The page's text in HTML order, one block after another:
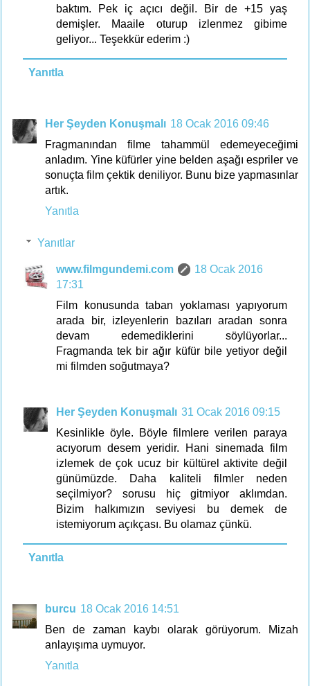
baktım. Pek iç açıcı değil. Bir de +15 yaş
demişler. Maaile oturup izlenmez gibime
geliyor... Teşekkür ederim :)
Yanıtla
Her Şeyden Konuşmalı 18 Ocak 2016 09:46
Fragmanından filme tahammül edemeyeceğimi
anladım. Yine küfürler yine belden aşağı espriler ve
sonuçta film çektik deniliyor. Bunu bize yapmasınlar
artık.
Yanıtla
Yanıtlar
www.filmgundemi.com
18 Ocak 2016
17:31
Film konusunda taban yoklaması yapıyorum
arada bir, izleyenlerin bazıları aradan sonra
devam edemediklerini söylüyorlar...
Fragmanda tek bir ağır küfür bile yetiyor değil
mi filmden soğutmaya?
Her Şeyden Konuşmalı 31 Ocak 2016 09:15
Kesinlikle öyle. Böyle filmlere verilen paraya
acıyorum desem yeridir. Hani sinemada film
izlemek de çok ucuz bir kültürel aktivite değil
günümüzde. Daha kaliteli filmler neden
seçilmiyor? sorusu hiç gitmiyor aklımdan.
Bizim halkımızın seviyesi bu demek de
istemiyorum açıkçası. Bu olamaz çünkü.
Yanıtla
burcu 18 Ocak 2016 14:51
Ben de zaman kaybı olarak görüyorum. Mizah
anlayışıma uymuyor.
Yanıtla